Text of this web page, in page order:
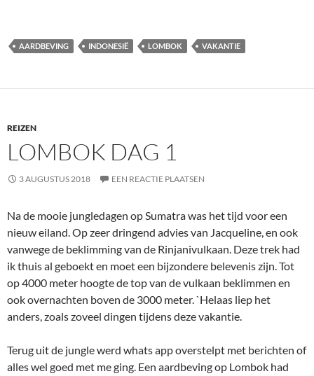
AARDBEVING INDONESIË LOMBOK VAKANTIE
REIZEN
LOMBOK DAG 1
3 AUGUSTUS 2018 EEN REACTIE PLAATSEN
Na de mooie jungledagen op Sumatra was het tijd voor een
nieuw eiland. Op zeer dringend advies van Jacqueline, en ook
vanwege de beklimming van de Rinjanivulkaan. Deze trek had
ik thuis al geboekt en moet een bijzondere belevenis zijn. Tot
op 4000 meter hoogte de top van de vulkaan beklimmen en
ook overnachten boven de 3000 meter. `Helaas liep het
anders, zoals zoveel dingen tijdens deze vakantie.
Terug uit de jungle werd whats app overstelpt met berichten of
alles wel goed met me ging. Een aardbeving op Lombok had